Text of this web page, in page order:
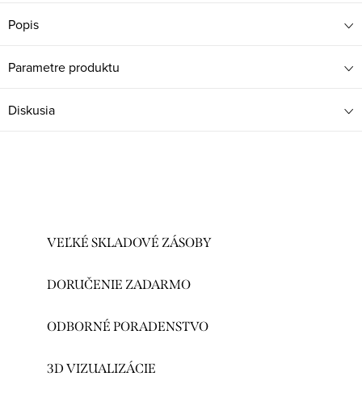
Popis
Parametre produktu
Diskusia
VEĽKÉ SKLADOVÉ ZÁSOBY
DORUČENIE ZADARMO
ODBORNÉ PORADENSTVO
3D VIZUALIZÁCIE